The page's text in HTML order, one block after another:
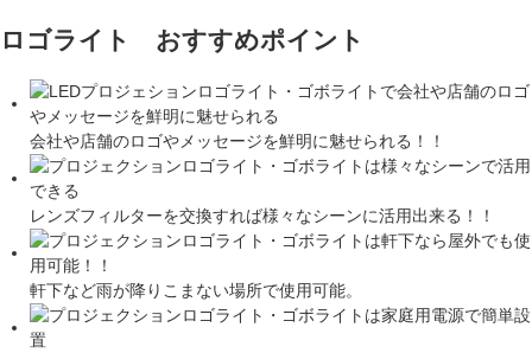
ロゴライト おすすめポイント
会社や店舗のロゴやメッセージを鮮明に魅せられる！！
レンズフィルターを交換すれば様々なシーンに活用出来る！！
軒下など雨が降りこまない場所で使用可能。